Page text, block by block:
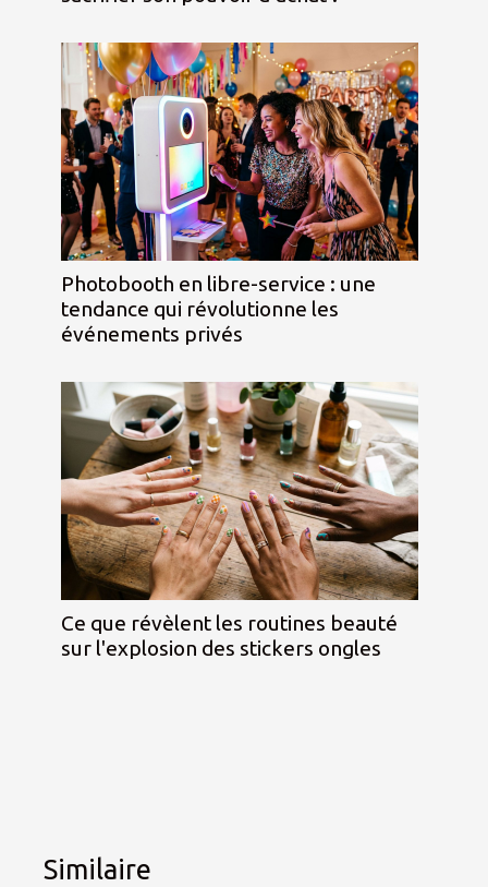
Photobooth en libre-service : une
tendance qui révolutionne les
événements privés
Ce que révèlent les routines beauté
sur l'explosion des stickers ongles
Similaire